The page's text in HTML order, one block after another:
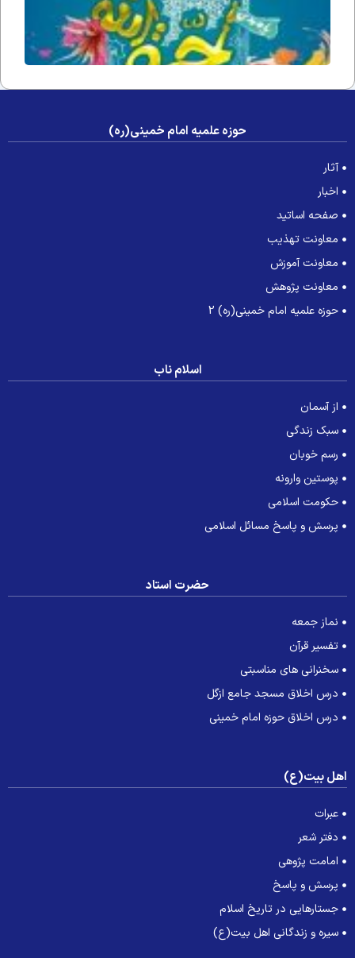
حوزه علمیه امام خمینی(ره)
آثار
اخبار
صفحه اساتید
معاونت تهذیب
معاونت آموزش
معاونت پژوهش
حوزه علمیه امام خمینی(ره) 2
اسلام ناب
از آسمان
سبک زندگی
رسم خوبان
پوستین وارونه
حکومت اسلامی
پرسش و پاسخ مسائل اسلامی
حضرت استاد
نماز جمعه
تفسیر قرآن
سخنرانی های مناسبتی
درس اخلاق مسجد جامع ازگل
درس اخلاق حوزه امام خمینی
بیت(ع)
عبرات
دفتر شعر
امامت پژوهی
پرسش و پاسخ
جستارهایی در تاریخ اسلام
سیره و زندگانی اهل بیت(ع)